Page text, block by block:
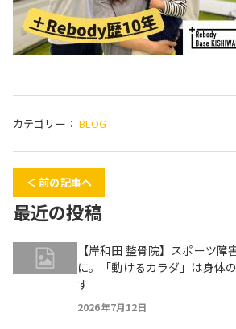
カテゴリー： BLOG
＜ 前の記事へ
最近の投稿
【岸和田 整骨院】スポーツ障
に。「動けるカラダ」は身体
す
2026年7月12日